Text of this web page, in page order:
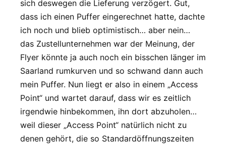
sich deswegen die Lieferung verzögert. Gut,
dass ich einen Puffer eingerechnet hatte, dachte
ich noch und blieb optimistisch… aber nein…
das Zustellunternehmen war der Meinung, der
Flyer könnte ja auch noch ein bisschen länger im
Saarland rumkurven und so schwand dann auch
mein Puffer. Nun liegt er also in einem „Access
Point“ und wartet darauf, dass wir es zeitlich
irgendwie hinbekommen, ihn dort abzuholen…
weil dieser „Access Point“ natürlich nicht zu
denen gehört, die so Standardöffnungszeiten